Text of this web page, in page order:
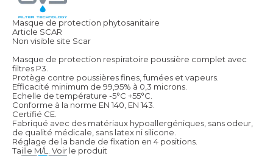
Masque de protection phytosanitaire
Article SCAR
Non visible site Scar
Masque de protection respiratoire poussière complet avec
filtres P3.
Protège contre poussières fines, fumées et vapeurs.
Efficacité minimum de 99,95% à 0,3 microns.
Echelle de température -5°C +55°C.
Conforme à la norme EN 140, EN 143.
Certifié CE.
Fabriqué avec des matériaux hypoallergéniques, sans odeur,
de qualité médicale, sans latex ni silicone.
Réglage de la bande de fixation en 4 positions.
Taille M/L.
Voir le produit